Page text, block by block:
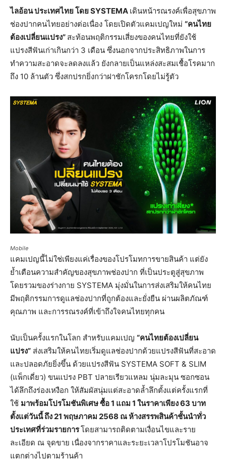
ไลอ้อน ประเทศไทย โดยSYSTEMA เดินหน้ารณรงค์เพื่อสุขภาพ
ช่องปากคนไทยอย่างต่อเนื่อง โดยเปิดตัวแคมเปญใหม่ “คนไทย
ต้องเปลี่ยนแปรง” สะท้อนพฤติกรรมเสี่ยงของคนไทยที่ยังใช้
แปรงสีฟันเก่าเกินกว่า 3 เดือน ซึ่งนอกจากประสิทธิภาพในการ
ทำความสะอาดจะลดลงแล้ว ยังกลายเป็นแหล่งสะสมเชื้อโรคมาก
ถึง 10 ล้านตัว ซึ่งสกปรกยิ่งกว่าฝาชักโครกโดยไม่รู้ตัว
Mobile
แคมเปญนี้ไม่ใช่เพียงแค่เรื่องของโปรโมทการขายสินค้า แต่ยัง
ย้ำเตือนความสำคัญของสุขภาพช่องปาก ที่เป็นประตูสู่สุขภาพ
โดยรวมของร่างกาย SYSTEMA มุ่งมั่นในการส่งเสริมให้คนไทย
มีพฤติกรรมการดูแลช่องปากที่ถูกต้องและยั่งยืน ผ่านผลิตภัณฑ์
คุณภาพ และการรณรงค์ที่เข้าถึงใจคนไทยทุกคน
นับเป็นครั้งแรกในโลก สำหรับแคมเปญ “คนไทยต้องเปลี่ยน
แปรง” ส่งเสริมให้คนไทยเริ่มดูแลช่องปากด้วยแปรงสีฟันที่สะอาด
และปลอดภัยยิ่งขึ้น ด้วยแปรงสีฟัน SYSTEMA SOFT & SLIM
(แพ็กเดี่ยว) ขนแปรง PBT ปลายเรียวแหลม นุ่มละมุน ซอกซอน
ได้ลึกถึงร่องเหงือก ให้สัมผัสนุ่มแต่สะอาดล้ำลึกตั้งแต่ครั้งแรกที่
ใช้ มาพร้อมโปรโมชันพิเศษ ซื้อ 1 แถม 1 ในราคาเพียง 63 บาท
ตั้งแต่วันนี้ ถึง 21 พฤษภาคม 2568 ณ ห้างสรรพสินค้าชั้นนำทั่ว
ประเทศที่ร่วมรายการโดยสามารถติดตามเงื่อนไขและราย
ละเอียด ณ จุดขาย​ เนื่องจากราคาและระยะเวลาโปรโมชันอาจ
แตกต่างไปตามร้านค้า